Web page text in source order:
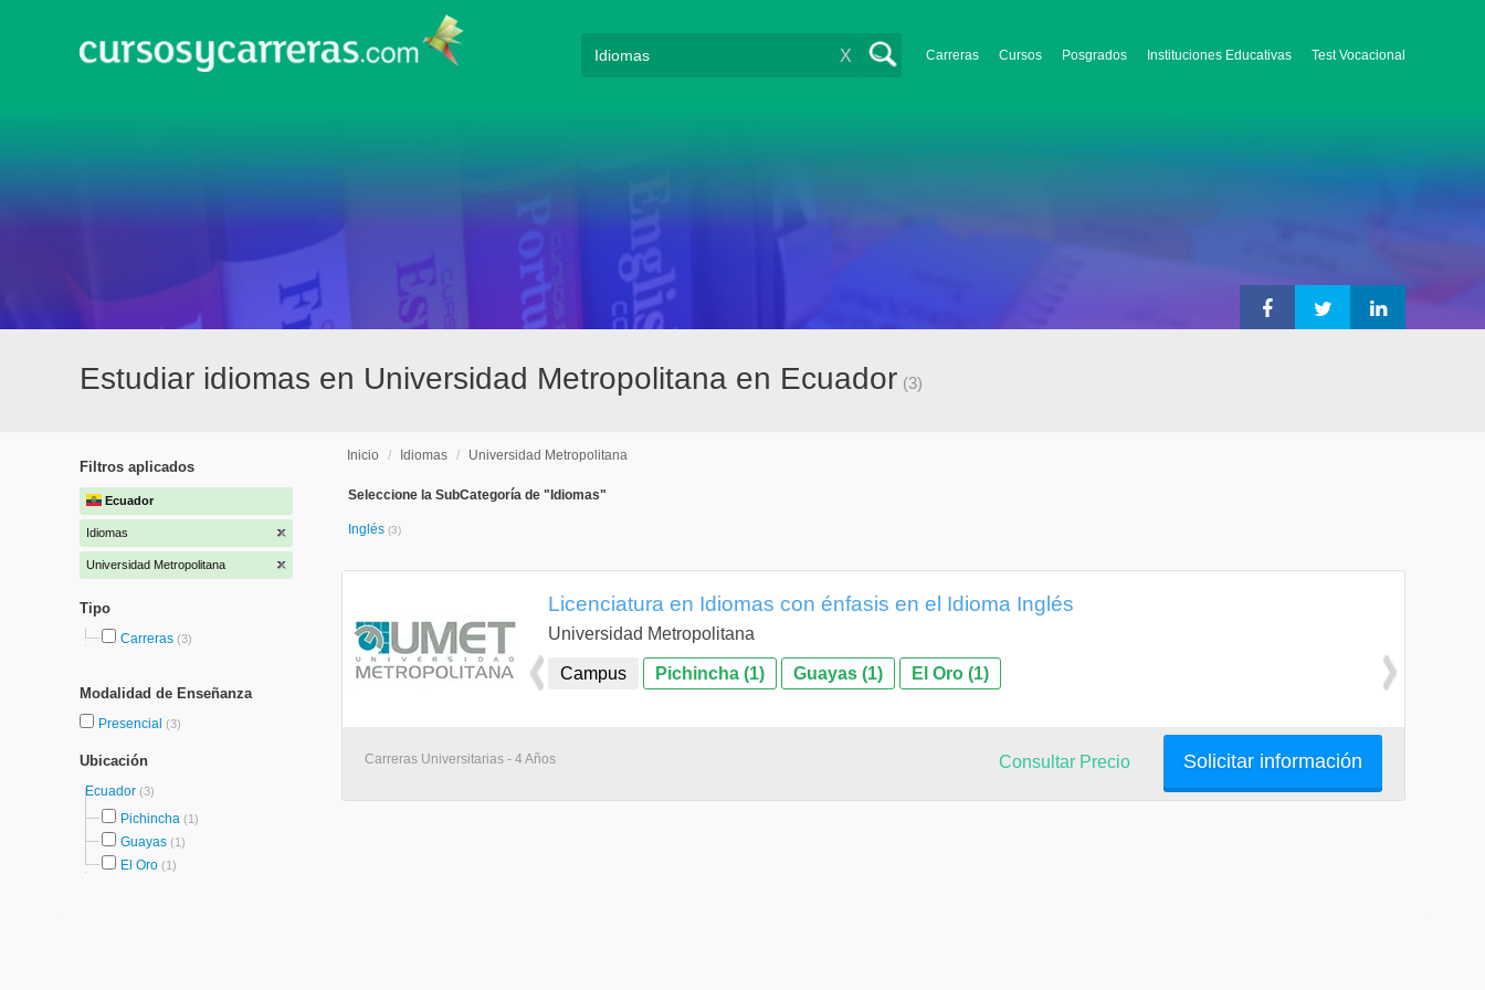
Carreras Cursos Posgrados Instituciones Educativas Test Vocacional
X
Estudiar idiomas en Universidad Metropolitana en Ecuador (3)
Filtros aplicados
Ecuador
Idiomas
Universidad Metropolitana
Tipo
Carreras (3)
Modalidad de Enseñanza
Presencial (3)
Ubicación
Ecuador (3)
Pichincha (1)
Guayas (1)
El Oro (1)
Inicio / Idiomas / Universidad Metropolitana
Seleccione la SubCategoría de "Idiomas"
Inglés (3)
Licenciatura en Idiomas con énfasis en el Idioma Inglés
Universidad Metropolitana
Campus Pichincha (1) Guayas (1) El Oro (1)
Carreras Universitarias - 4 Años Solicitar información
Consultar Precio